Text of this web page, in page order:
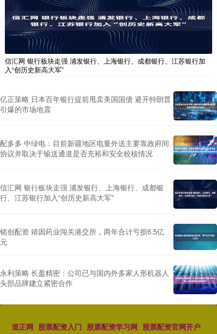
信汇网 银行板块走强 浦发银行、上海银行、成都银行、江苏银行加
入“创历史新高大军”
亿正策略 日本百年银行提前甩卖美国国债 避开特朗普
引爆的市场地震
配多多 中绿电：目前新疆地区电量外送主要靠政府间
协议并取决于输送通道是否充裕和安全校核情况
信汇网 银行板块走强 浦发银行、上海银行、成都银
行、江苏银行加入“创历史新高大军”
铭创配资 靖因药业闯关港交所，两年合计亏损6.5亿
元
永利策略 长盈精密：公司已与国内外多家人形机器人
头部品牌建立紧密合作
道正网 股票配资入门 股票配资学习网 股票配资官网开户